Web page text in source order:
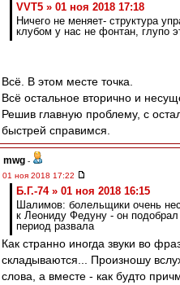
VVT5 » 01 ноя 2018 17:18
Ничего не меняет- структура
клубом у нас не фонтан, глупо
Всё. В этом месте точка.
Всё остальное вторично и
Решив главную проблему, с
быстрей справимся.
mwg -
01 ноя 2018 17:22
Б.Г.-74 » 01 ноя 2018 16:15
Шалимов: болельщики очень
к Леониду Федуну - он
период развала
Как странно иногда звуки во
складываются... Произношу
слова, а вместе - как будто